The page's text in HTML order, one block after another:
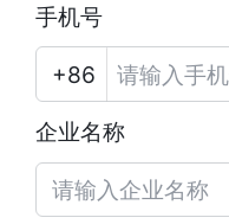
手机号
企业名称